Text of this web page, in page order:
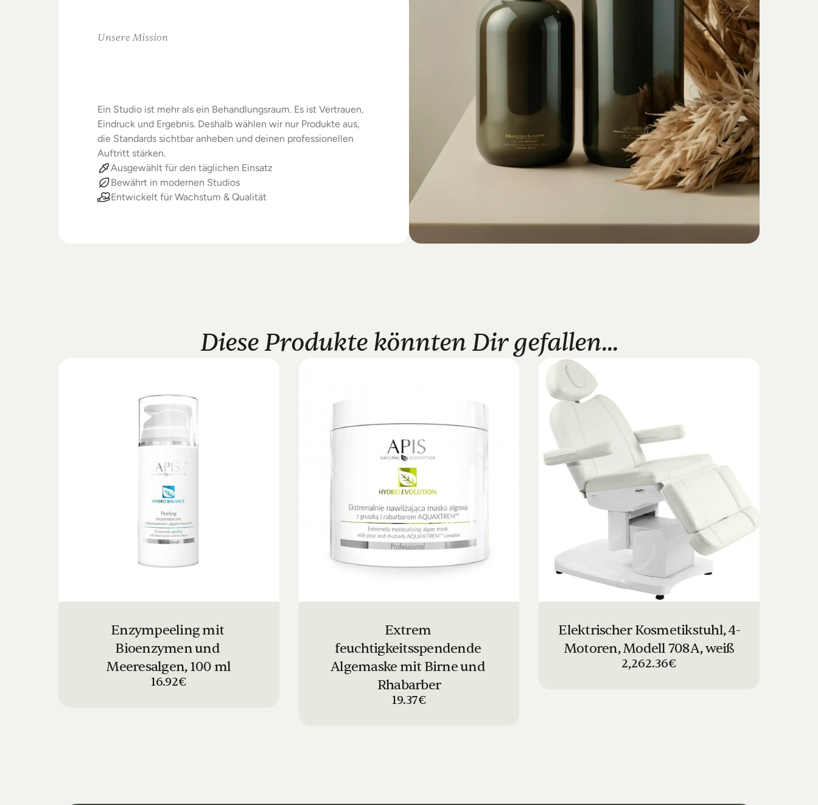
Unsere Mission
Ein Studio ist mehr als ein Behandlungsraum. Es ist Vertrauen,
Eindruck und Ergebnis. Deshalb wählen wir nur Produkte aus,
die Standards sichtbar anheben und deinen professionellen
Auftritt stärken.
Ausgewählt für den täglichen Einsatz
Bewährt in modernen Studios
Entwickelt für Wachstum & Qualität
Diese Produkte könnten Dir gefallen...
Enzympeeling mit
Bioenzymen und
Meeresalgen, 100 ml
16.92€
Extrem
feuchtigkeitsspendende
Algemaske mit Birne und
Rhabarber
19.37€
Elektrischer Kosmetikstuhl, 4-
Motoren, Modell 708A, weiß
2,262.36€